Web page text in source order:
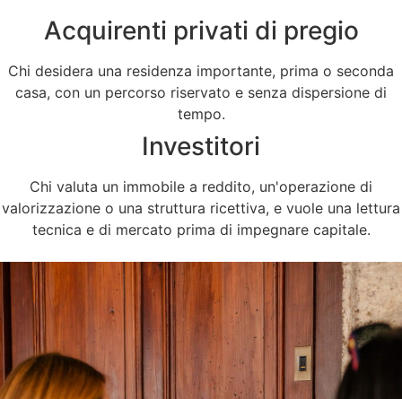
Acquirenti privati di pregio
Chi desidera una residenza importante, prima o seconda
casa, con un percorso riservato e senza dispersione di
tempo.
Investitori
Chi valuta un immobile a reddito, un'operazione di
valorizzazione o una struttura ricettiva, e vuole una lettura
tecnica e di mercato prima di impegnare capitale.